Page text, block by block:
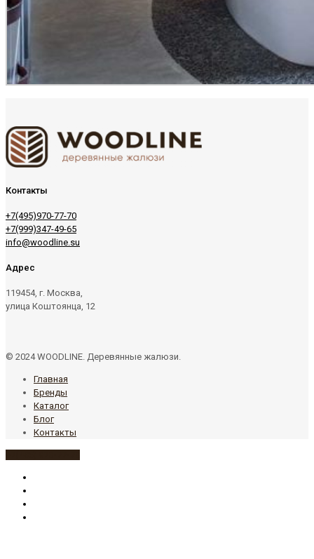
Контакты
+7(495)970-77-70
+7(999)347-49-65
info@woodline.su
Адрес
119454, г. Москва,
улица Коштоянца, 12
© 2024 WOODLINE. Деревянные жалюзи.
Главная
Бренды
Каталог
Блог
Контакты